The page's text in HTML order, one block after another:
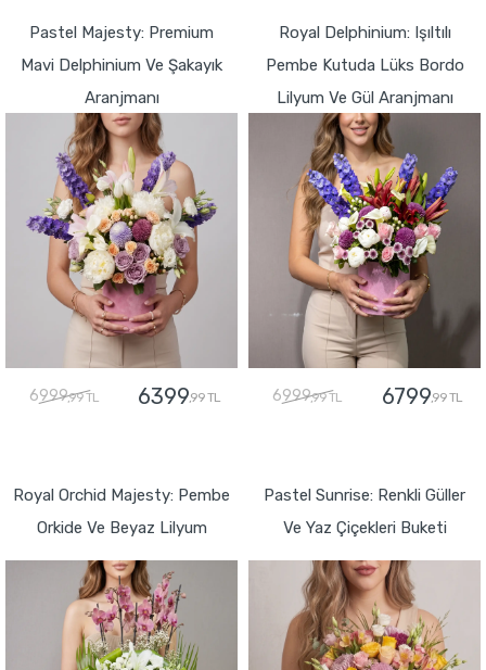
Pastel Majesty: Premium
Mavi Delphinium Ve Şakayık
Aranjmanı
6999,99 TL 6399,99 TL
Royal Delphinium: Işıltılı
Pembe Kutuda Lüks Bordo
Lilyum Ve Gül Aranjmanı
6999,99 TL 6799,99 TL
Royal Orchid Majesty: Pembe
Orkide Ve Beyaz Lilyum
Pastel Sunrise: Renkli Güller
Ve Yaz Çiçekleri Buketi